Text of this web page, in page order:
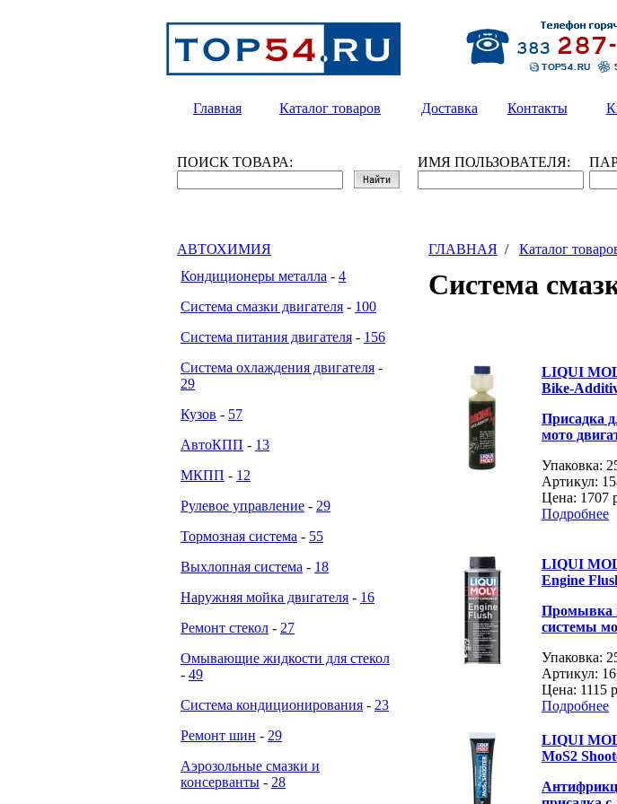
Главная Каталог товаров Доставка Контакты
ПОИСК ТОВАРА: ИМЯ ПОЛЬЗОВАТЕЛЯ:
АВТОХИМИЯ
Кондиционеры металла - 4
Система смазки двигателя - 100
Система питания двигателя - 156
Система охлаждения двигателя -
29
Кузов - 57
АвтоКПП - 13
МКПП - 12
Рулевое управление - 29
Тормозная система - 55
Выхлопная система - 18
Наружняя мойка двигателя - 16
Ремонт стекол - 27
Омывающие жидкости для стекол
- 49
Система кондиционирования - 23
Ремонт шин - 29
Аэрозольные смазки и
консерванты - 28
ГЛАВНАЯ / Каталог
Система
LIQUI
Bike-
Присадка
мото
Упаковка:
Артикул:
Цена: 1707
Подробнее
LIQUI
Engine
Промывка
системы
Упаковка:
Артикул:
Цена: 1115
Подробнее
LIQUI
MoS2